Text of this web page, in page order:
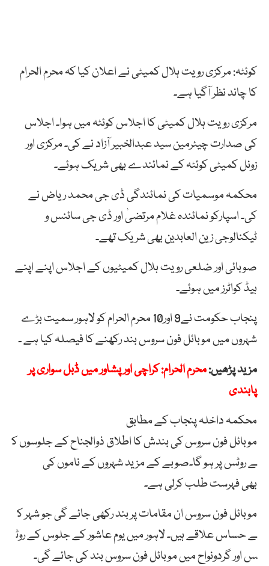
کوئٹہ: مرکزی رویت ہلال کمیٹی نے اعلان کیا کہ محرم الحرام
کا چاند نظر آگیا ہے۔
مرکزی رویت ہلال کمیٹی کا اجلاس کوئٹہ میں ہوا۔ اجلاس
کی صدارت چیئرمین سید عبدالخبیر آزاد نے کی۔ مرکزی اور
زونل کمیٹی کوئٹہ کے نمائندے بھی شریک ہوئے۔
محکمہ موسمیات کی نمائندگی ڈی جی محمد ریاض نے
کی۔ اسپارکو نمائندہ غلام مرتضیٰ اور ڈی جی سائنس و
ٹیکنالوجی زین العابدین بھی شریک تھے۔
صوبائی اور ضلعی رویت ہلال کمیٹیوں کے اجلاس اپنے اپنے
ہیڈ کواٹرز میں ہوئے۔
پنجاب حکومت نے9 اور10 محرم الحرام کو لاہور سمیت بڑے
شہروں میں موبائل فون سروس بند رکھنے کا فیصلہ کیا ہے ۔
مزید پڑھیں:محرم الحرام: کراچی اور پشاور میں ڈبل سواری پر
پابندی
محکمہ داخلہ پنجاب کے مطابق
موبائل فون سروس کی بندش کا اطلاق ذوالجناح کے جلوسوں ک
ے روٹس پر ہو گا۔صوبے کے مزید شہروں کے ناموں کی
بھی فہرست طلب کرلی ہے۔
موبائل فون سروس ان مقامات پر بند رکھی جائے گی جو شہر ک
ے حساس علاقے ہیں۔ لاہور میں یوم عاشور کے جلوس کے روٹ
س اور گردونواح میں موبائل فون سروس بند کی جائے گی۔